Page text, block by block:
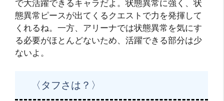
で大活躍できるキャラだよ。状態異常に強く、状
態異常ピースが出てくるクエストで力を発揮して
くれるね。一方、アリーナでは状態異常を気にす
る必要がほとんどないため、活躍できる部分は少
ないよ。
〈タフさは？〉